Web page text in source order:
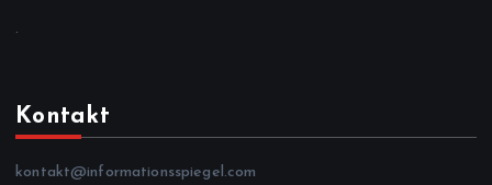
.
Kontakt
kontakt@informationsspiegel.com